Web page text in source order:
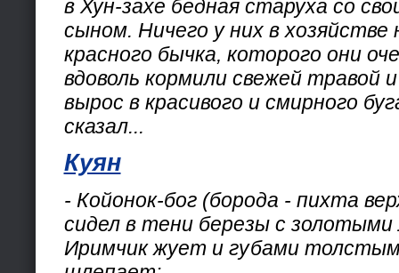
в Хун-захе бедная старуха со
сыном. Ничего у них в хозяйстве
красного бычка, которого они
вдоволь кормили свежей травой
вырос в красивого и смирного
сказал...
Куян
- Койонок-бог (борода - пихта
сидел в тени березы с
Иримчик жует и губами